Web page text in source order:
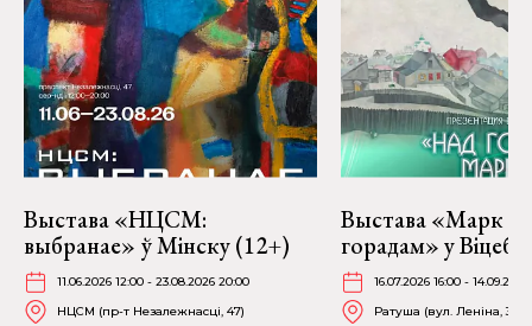
Выстава «НЦСМ:
выбранае» ў Мінску (12+)
11.06.2026 12:00 - 23.08.2026 20:00
НЦСМ (пр-т Незалежнасці, 47)
Выстава «Марк
горадам» у
16.07.2026 16:00 -
Ратуша (вул. Леніна, 36)